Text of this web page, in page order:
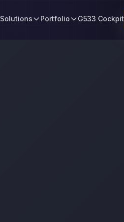
Solutions Portfolio G533 Cockpit